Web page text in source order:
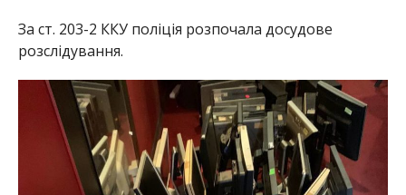
За ст. 203-2 ККУ поліція розпочала досудове
розслідування.